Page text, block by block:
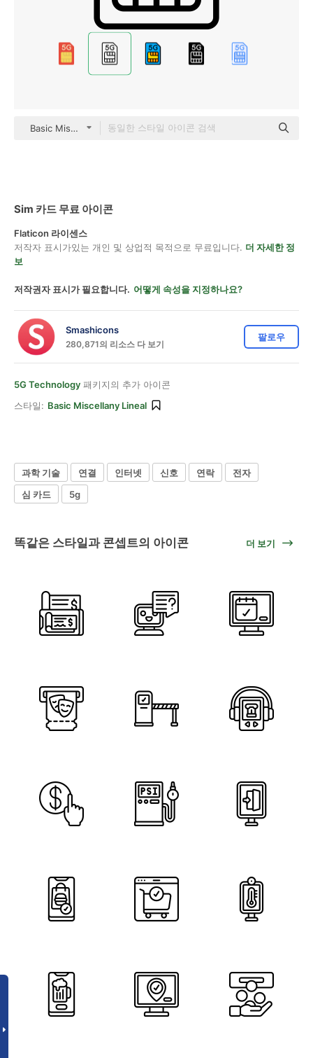
Basic Miscellany Lineal
Sim 카드 무료 아이콘
Flaticon 라이센스
저작자 표시가있는 개인 및 상업적 목적으로 무료입니다. 더 자세한 정
보
저작권자 표시가 필요합니다. 어떻게 속성을 지정하나요?
Smashicons
280,871의 리소스 다 보기
팔로우
5G Technology 패키지의 추가 아이콘
스타일: Basic Miscellany Lineal
과학 기술 연결 인터넷 신호 연락
전자
심 카드
5g
똑같은 스타일과 콘셉트의 아이콘 더 보기